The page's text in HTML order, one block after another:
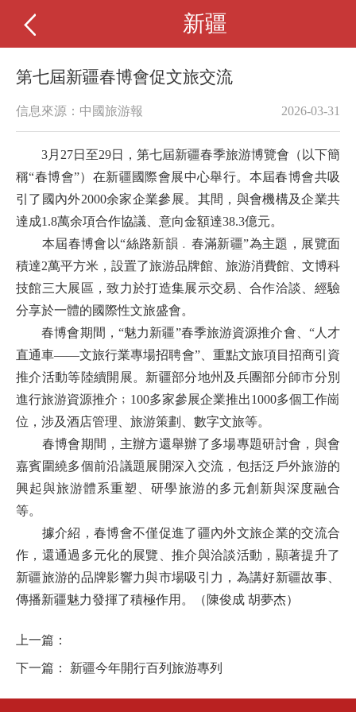
新疆
第七屆新疆春博會促文旅交流
信息來源：中國旅游報 2026-03-31
3月27日至29日，第七屆新疆春季旅游博覽會（以下簡
稱“春博會”）在新疆國際會展中心舉行。本屆春博會共吸
引了國內外2000余家企業參展。其間，與會機構及企業共
達成1.8萬余項合作協議、意向金額達38.3億元。
本屆春博會以“絲路新韻﹒春滿新疆”為主題，展覽面
積達2萬平方米，設置了旅游品牌館、旅游消費館、文博科
技館三大展區，致力於打造集展示交易、合作洽談、經驗
分享於一體的國際性文旅盛會。
春博會期間，“魅力新疆”春季旅游資源推介會、“人才
直通車——文旅行業專場招聘會”、重點文旅項目招商引資
推介活動等陸續開展。新疆部分地州及兵團部分師市分別
進行旅游資源推介﹔100多家參展企業推出1000多個工作崗
位，涉及酒店管理、旅游策劃、數字文旅等。
春博會期間，主辦方還舉辦了多場專題研討會，與會
嘉賓圍繞多個前沿議題展開深入交流，包括泛戶外旅游的
興起與旅游體系重塑、研學旅游的多元創新與深度融合
等。
據介紹，春博會不僅促進了疆內外文旅企業的交流合
作，還通過多元化的展覽、推介與洽談活動，顯著提升了
新疆旅游的品牌影響力與市場吸引力，為講好新疆故事、
傳播新疆魅力發揮了積極作用。
（陳俊成 胡夢杰）
上一篇：
下一篇： 新疆今年開行百列旅游專列